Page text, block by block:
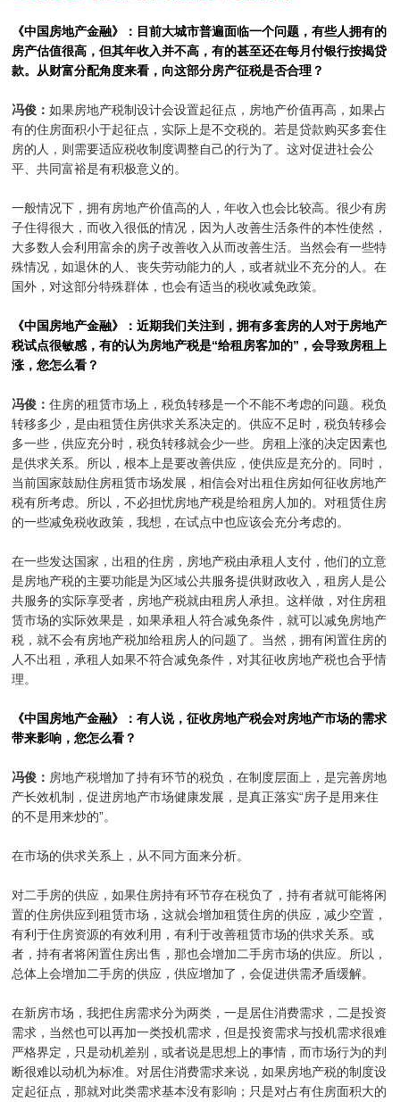
《中国房地产金融》：目前大城市普遍面临一个问题，有些人拥有的
房产估值很高，但其年收入并不高，有的甚至还在每月付银行按揭贷
款。从财富分配角度来看，向这部分房产征税是否合理？
冯俊：如果房地产税制设计会设置起征点，房地产价值再高，如果占
有的住房面积小于起征点，实际上是不交税的。若是贷款购买多套住
房的人，则需要适应税收制度调整自己的行为了。这对促进社会公
平、共同富裕是有积极意义的。
一般情况下，拥有房地产价值高的人，年收入也会比较高。很少有房
子住得很大，而收入很低的情况，因为人改善生活条件的本性使然，
大多数人会利用富余的房子改善收入从而改善生活。当然会有一些特
殊情况，如退休的人、丧失劳动能力的人，或者就业不充分的人。在
国外，对这部分特殊群体，也会有适当的税收减免政策。
《中国房地产金融》：近期我们关注到，拥有多套房的人对于房地产
税试点很敏感，有的认为房地产税是“给租房客加的”，会导致房租上
涨，您怎么看？
冯俊：住房的租赁市场上，税负转移是一个不能不考虑的问题。税负
转移多少，是由租赁住房供求关系决定的。供应不足时，税负转移会
多一些，供应充分时，税负转移就会少一些。房租上涨的决定因素也
是供求关系。所以，根本上是要改善供应，使供应是充分的。同时，
当前国家鼓励住房租赁市场发展，相信会对出租住房如何征收房地产
税有所考虑。所以，不必担忧房地产税是给租房人加的。对租赁住房
的一些减免税收政策，我想，在试点中也应该会充分考虑的。
在一些发达国家，出租的住房，房地产税由承租人支付，他们的立意
是房地产税的主要功能是为区域公共服务提供财政收入，租房人是公
共服务的实际享受者，房地产税就由租房人承担。这样做，对住房租
赁市场的实际效果是，如果承租人符合减免条件，就可以减免房地产
税，就不会有房地产税加给租房人的问题了。当然，拥有闲置住房的
人不出租，承租人如果不符合减免条件，对其征收房地产税也合乎情
理。
《中国房地产金融》：有人说，征收房地产税会对房地产市场的需求
带来影响，您怎么看？
冯俊： 房地产税增加了持有环节的税负，在制度层面上，是完善房地
产长效机制，促进房地产市场健康发展，是真正落实“房子是用来住
的不是用来炒的”。
在市场的供求关系上，从不同方面来分析。
对二手房的供应，如果住房持有环节存在税负了，持有者就可能将闲
置的住房供应到租赁市场，这就会增加租赁住房的供应，减少空置，
有利于住房资源的有效利用，有利于改善租赁市场的供求关系。或
者，持有者将闲置住房出售，那也会增加二手房市场的供应。所以，
总体上会增加二手房的供应，供应增加了，会促进供需矛盾缓解。
在新房市场，我把住房需求分为两类，一是居住消费需求，二是投资
需求，当然也可以再加一类投机需求，但是投资需求与投机需求很难
严格界定，只是动机差别，或者说是思想上的事情，而市场行为的判
断很难以动机为标准。对居住消费需求来说，如果房地产税的制度设
定起征点，那就对此类需求基本没有影响；只是对占有住房面积大的